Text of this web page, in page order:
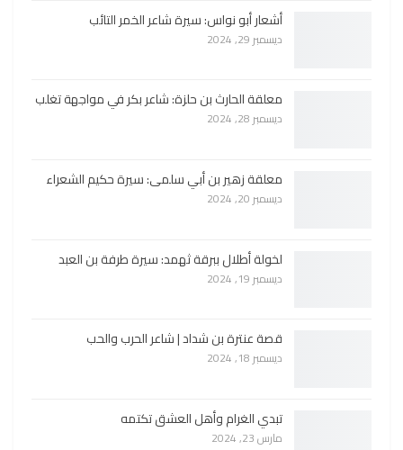
أشعار أبو نواس: سيرة شاعر الخمر التائب
ديسمبر 29, 2024
معلقة الحارث بن حلزة: شاعر بكر في مواجهة تغلب
ديسمبر 28, 2024
معلقة زهير بن أبي سلمى: سيرة حكيم الشعراء
ديسمبر 20, 2024
لخولة أطلال ببرقة ثهمد: سيرة طرفة بن العبد
ديسمبر 19, 2024
قصة عنترة بن شداد | شاعر الحرب والحب
ديسمبر 18, 2024
تبدي الغرام وأهل العشق تكتمه
مارس 23, 2024